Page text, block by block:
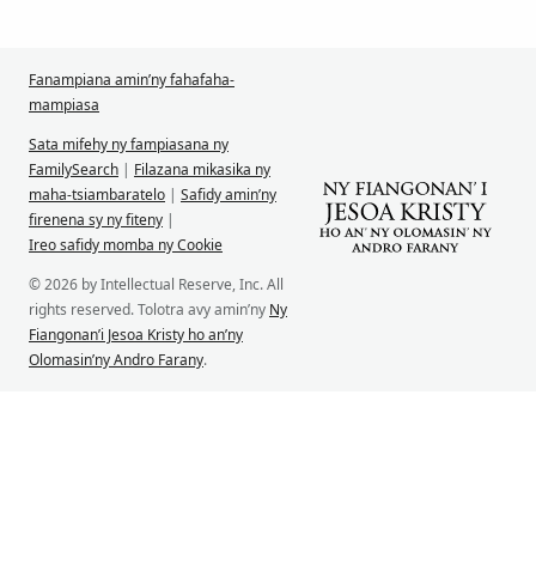
Fanampiana amin’ny fahafaha-
mampiasa
Sata mifehy ny fampiasana ny
FamilySearch | Filazana mikasika ny
maha-tsiambaratelo | Safidy amin’ny
firenena sy ny fiteny |
Ireo safidy momba ny Cookie
© 2026 by Intellectual Reserve, Inc. All
rights reserved. Tolotra avy amin’ny Ny
Fiangonan’i Jesoa Kristy ho an’ny
Olomasin’ny Andro Farany.